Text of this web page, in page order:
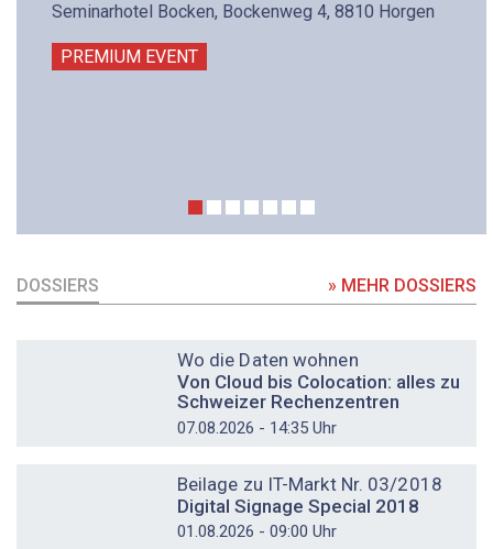
Seminarhotel Bocken, Bockenweg 4, 8810 Horgen
PREMIUM EVENT
DOSSIERS » MEHR DOSSIERS
Wo die Daten wohnen
Von Cloud bis Colocation: alles zu
Schweizer Rechenzentren
07.08.2026 - 14:35 Uhr
Beilage zu IT-Markt Nr. 03/2018
Digital Signage Special 2018
01.08.2026 - 09:00 Uhr